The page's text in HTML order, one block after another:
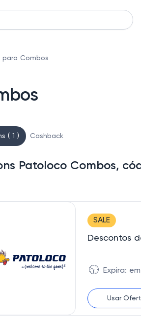
para Combos
( 1 ) Cashback
Patoloco Combos,
SALE
Descontos
🕥 Expira:
Usar